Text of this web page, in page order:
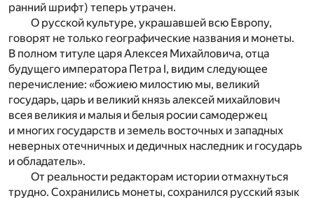
ранний шрифт) теперь утрачен.
О русской культуре, украшавшей всю Европу,
говорят не только географические названия и монеты.
В полном титуле царя Алексея Михайловича, отца
будущего императора Петра I, видим следующее
перечисление: «божиею милостию мы, великий
государь, царь и великий князь алексей михайлович
всея великия и малыя и белыя росии самодержец
и многих государств и земель восточных и западных
неверных отечничных и дедичных наследник и государь
и обладатель».
От реальности редакторам истории отмахнуться
трудно. Сохранились монеты, сохранился русский язык